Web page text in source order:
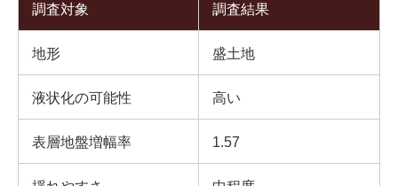
調査対象 調査結果
地形 盛土地
液状化の可能性 高い
表層地盤増幅率 1.57